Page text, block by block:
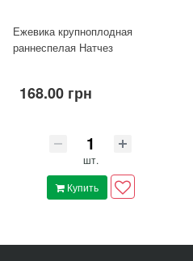
Ежевика крупноплодная
раннеспелая Натчез
168.00 грн
шт.
Купить